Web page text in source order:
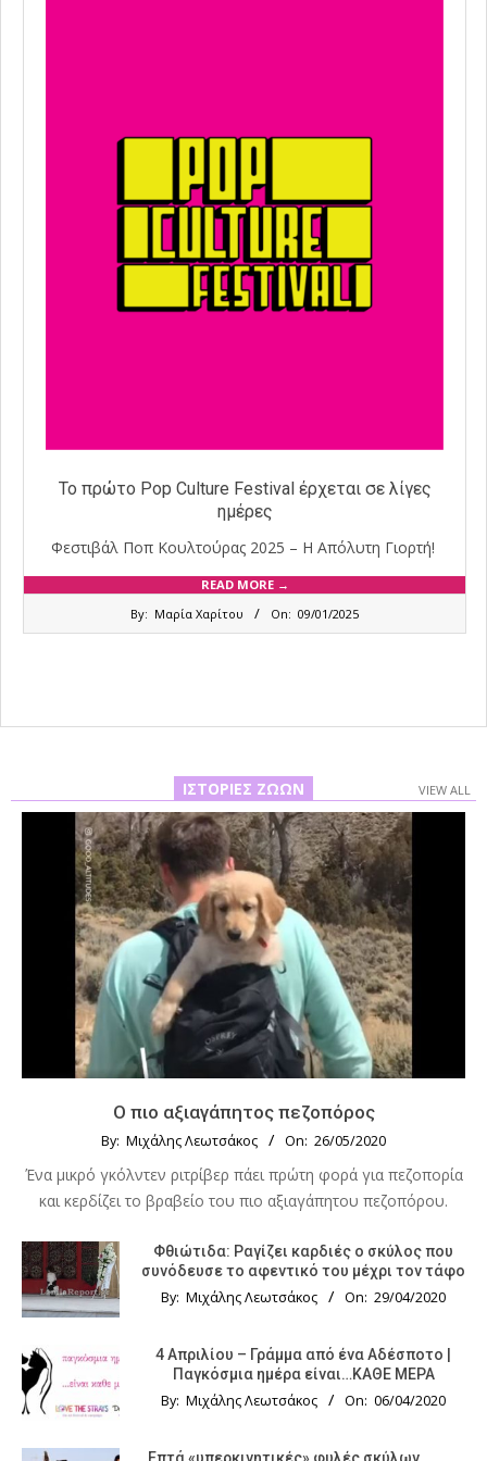
Το πρώτο Pop Culture Festival έρχεται σε λίγες
ημέρες
Φεστιβάλ Ποπ Κουλτούρας 2025 – Η Απόλυτη Γιορτή!
READ MORE →
By: Μαρία Χαρίτου On: 09/01/2025
ΙΣΤΟΡΊΕΣ ΖΏΩΝ VIEW ALL
Ο πιο αξιαγάπητος πεζοπόρος
By: Μιχάλης Λεωτσάκος On: 26/05/2020
Ένα μικρό γκόλντεν ριτρίβερ πάει πρώτη φορά για πεζοπορία
και κερδίζει το βραβείο του πιο αξιαγάπητου πεζοπόρου.
Φθιώτιδα: Ραγίζει καρδιές ο σκύλος που
συνόδευσε το αφεντικό του μέχρι τον τάφο
By: Μιχάλης Λεωτσάκος On: 29/04/2020
4 Απριλίου – Γράμμα από ένα Αδέσποτο |
Παγκόσμια ημέρα είναι…ΚΑΘΕ ΜΕΡΑ
By: Μιχάλης Λεωτσάκος On: 06/04/2020
Επτά «υπερκινητικές» φυλές σκύλων